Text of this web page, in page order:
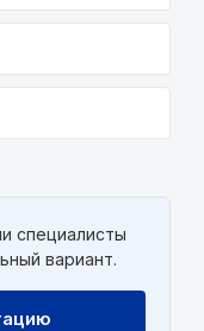
специалисты
вариант.